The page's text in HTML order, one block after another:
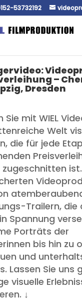
53732192
–
Dresden
Sie mit WIEL
Welt
die für jede
zugeschnitten
Trailern, die
Spannung
Porträts der
bis hin zu
und
Lassen Sie uns
visuelle
↓